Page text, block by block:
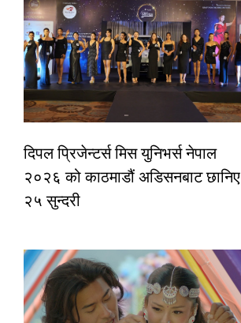
दिपल प्रिजेन्टर्स मिस युनिभर्स नेपाल
२०२६ को काठमाडौं अडिसनबाट छानिए
२५ सुन्दरी